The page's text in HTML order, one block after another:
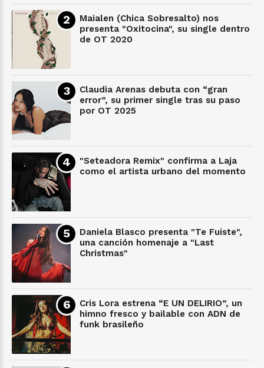
Maialen (Chica Sobresalto) nos
presenta "Oxitocina", su single dentro
de OT 2020
Claudia Arenas debuta con “gran
error”, su primer single tras su paso
por OT 2025
"Seteadora Remix" confirma a Laja
como el artista urbano del momento
Daniela Blasco presenta "Te Fuiste",
una canción homenaje a "Last
Christmas"
Cris Lora estrena “E UN DELIRIO”, un
himno fresco y bailable con ADN de
funk brasileño